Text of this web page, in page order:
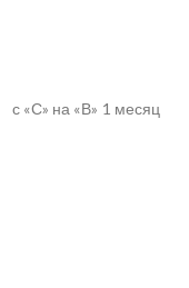
с «С» на «В» 1 месяц